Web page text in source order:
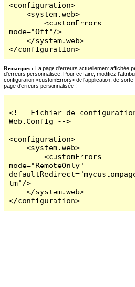
<configuration>
    <system.web>
        <customErrors
mode="Off"/>
    </system.web>
</configuration>
Remarques : La page d'erreurs actuellement affichée
d'erreurs personnalisée. Pour ce faire, modifiez
configuration <customErrors> de l'application, de
page d'erreurs personnalisée !
<!-- Fichier de
Web.Config -->
<configuration>
    <system.web>
        <customErrors
mode="RemoteOnly"
tm"/>
    </system.web>
</configuration>